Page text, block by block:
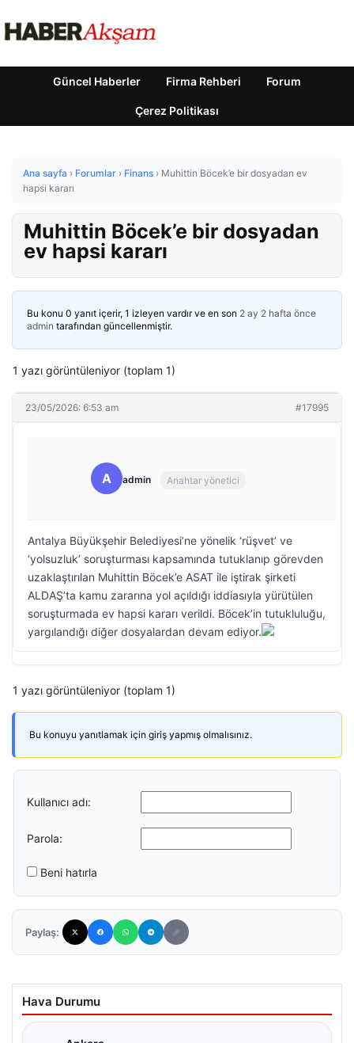
Güncel Haberler Firma Rehberi Forum
Çerez Politikası
Ana sayfa › Forumlar › Finans › Muhittin Böcek’e bir dosyadan ev
hapsi kararı
Muhittin Böcek’e bir dosyadan
ev hapsi kararı
Bu konu 0 yanıt içerir, 1 izleyen vardır ve en son 2 ay 2 hafta önce
admin tarafından güncellenmiştir.
1 yazı görüntüleniyor (toplam 1)
23/05/2026: 6:53 am #17995
A admin Anahtar yönetici
Antalya Büyükşehir Belediyesi’ne yönelik ‘rüşvet’ ve
‘yolsuzluk’ soruşturması kapsamında tutuklanıp görevden
uzaklaştırılan Muhittin Böcek’e ASAT ile iştirak şirketi
ALDAŞ’ta kamu zararına yol açıldığı iddiasıyla yürütülen
soruşturmada ev hapsi kararı verildi. Böcek’in tutukluluğu,
yargılandığı diğer dosyalardan devam ediyor.
1 yazı görüntüleniyor (toplam 1)
Bu konuyu yanıtlamak için giriş yapmış olmalısınız.
Kullanıcı adı:
Parola:
Beni hatırla
Paylaş:
Hava Durumu